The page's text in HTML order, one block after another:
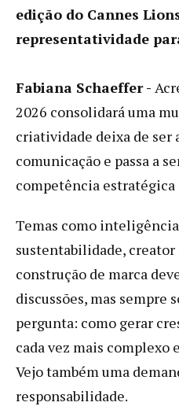
edição do Cannes
representatividade
Fabiana Schaeffer -
2026 consolidará uma
criatividade deixa de ser
comunicação e passa a
competência estratégica
Temas como
sustentabilidade, creator
construção de marca
discussões, mas sempre
pergunta: como gerar
cada vez mais complexo
Vejo também uma
responsabilidade.